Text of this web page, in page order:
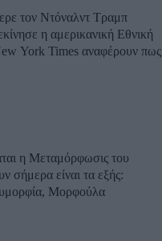
τον Ντόναλντ Τραμπ
η αμερικανική Εθνική
York Times αναφέρουν πως
η Μεταμόρφωσις του